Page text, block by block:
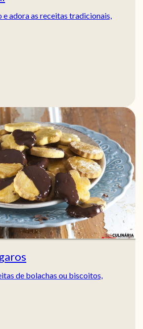
e adora as receitas tradicionais,
de bolachas ou biscoitos,